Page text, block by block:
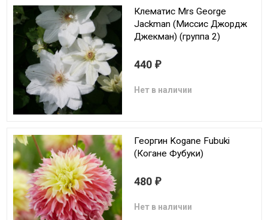
Клематис Mrs George
Jackman (Миссис Джордж
Джекман) (группа 2)
440 ₽
Нет в наличии
Георгин Kogane Fubuki
(Когане Фубуки)
480 ₽
Нет в наличии